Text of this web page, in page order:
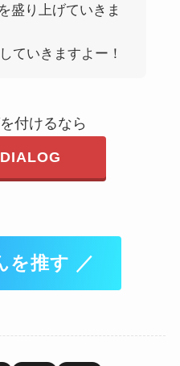
盛り上げていきま
ていきますよー！
付けるなら
を推す ／